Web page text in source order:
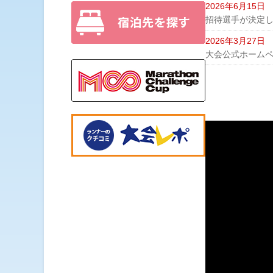
2026年6月15日
招待選手が決定し
2026年3月27日
大会公式ホーム